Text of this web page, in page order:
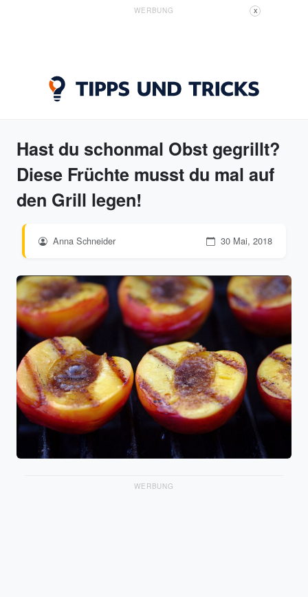
WERBUNG X
Hast du schonmal Obst gegrillt?
Diese Früchte musst du mal auf
den Grill legen!
Anna Schneider 30 Mai, 2018
WERBUNG